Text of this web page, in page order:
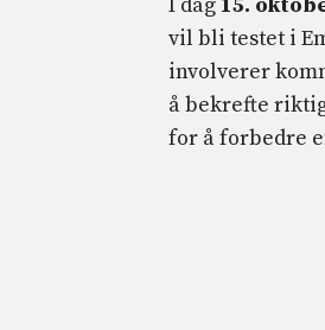
vil bli testet i
involverer
å bekrefte
for å forbedre